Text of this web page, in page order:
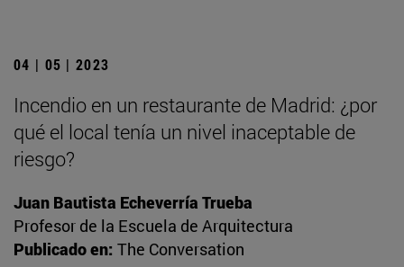
04 | 05 | 2023
Incendio en un restaurante de Madrid: ¿por
qué el local tenía un nivel inaceptable de
riesgo?
Juan Bautista Echeverría Trueba
Profesor de la Escuela de Arquitectura
Publicado en: The Conversation